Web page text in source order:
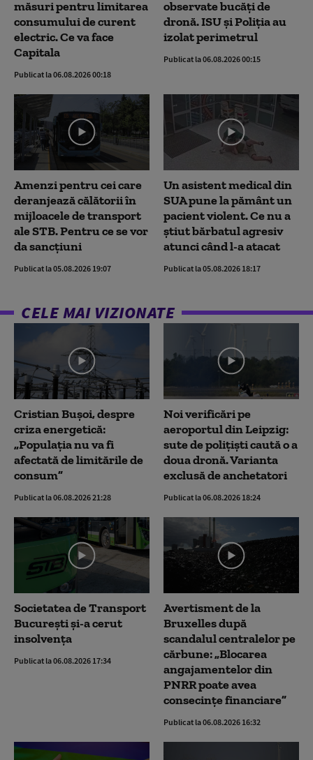
măsuri pentru limitarea
consumului de curent
electric. Ce va face
Capitala
Publicat la 06.08.2026 00:18
observate bucăți de
dronă. ISU și Poliția au
izolat perimetrul
Publicat la 06.08.2026 00:15
Amenzi pentru cei care
deranjează călătorii în
mijloacele de transport
ale STB. Pentru ce se vor
da sancțiuni
Publicat la 05.08.2026 19:07
Un asistent medical din
SUA pune la pământ un
pacient violent. Ce nu a
știut bărbatul agresiv
atunci când l-a atacat
Publicat la 05.08.2026 18:17
CELE MAI VIZIONATE
Cristian Bușoi, despre
criza energetică:
„Populația nu va fi
afectată de limitările de
consum”
Publicat la 06.08.2026 21:28
Noi verificări pe
aeroportul din Leipzig:
sute de polițiști caută o a
doua dronă. Varianta
exclusă de anchetatori
Publicat la 06.08.2026 18:24
Societatea de Transport
București și-a cerut
insolvența
Publicat la 06.08.2026 17:34
Avertisment de la
Bruxelles după
scandalul centralelor pe
cărbune: „Blocarea
angajamentelor din
PNRR poate avea
consecințe financiare”
Publicat la 06.08.2026 16:32